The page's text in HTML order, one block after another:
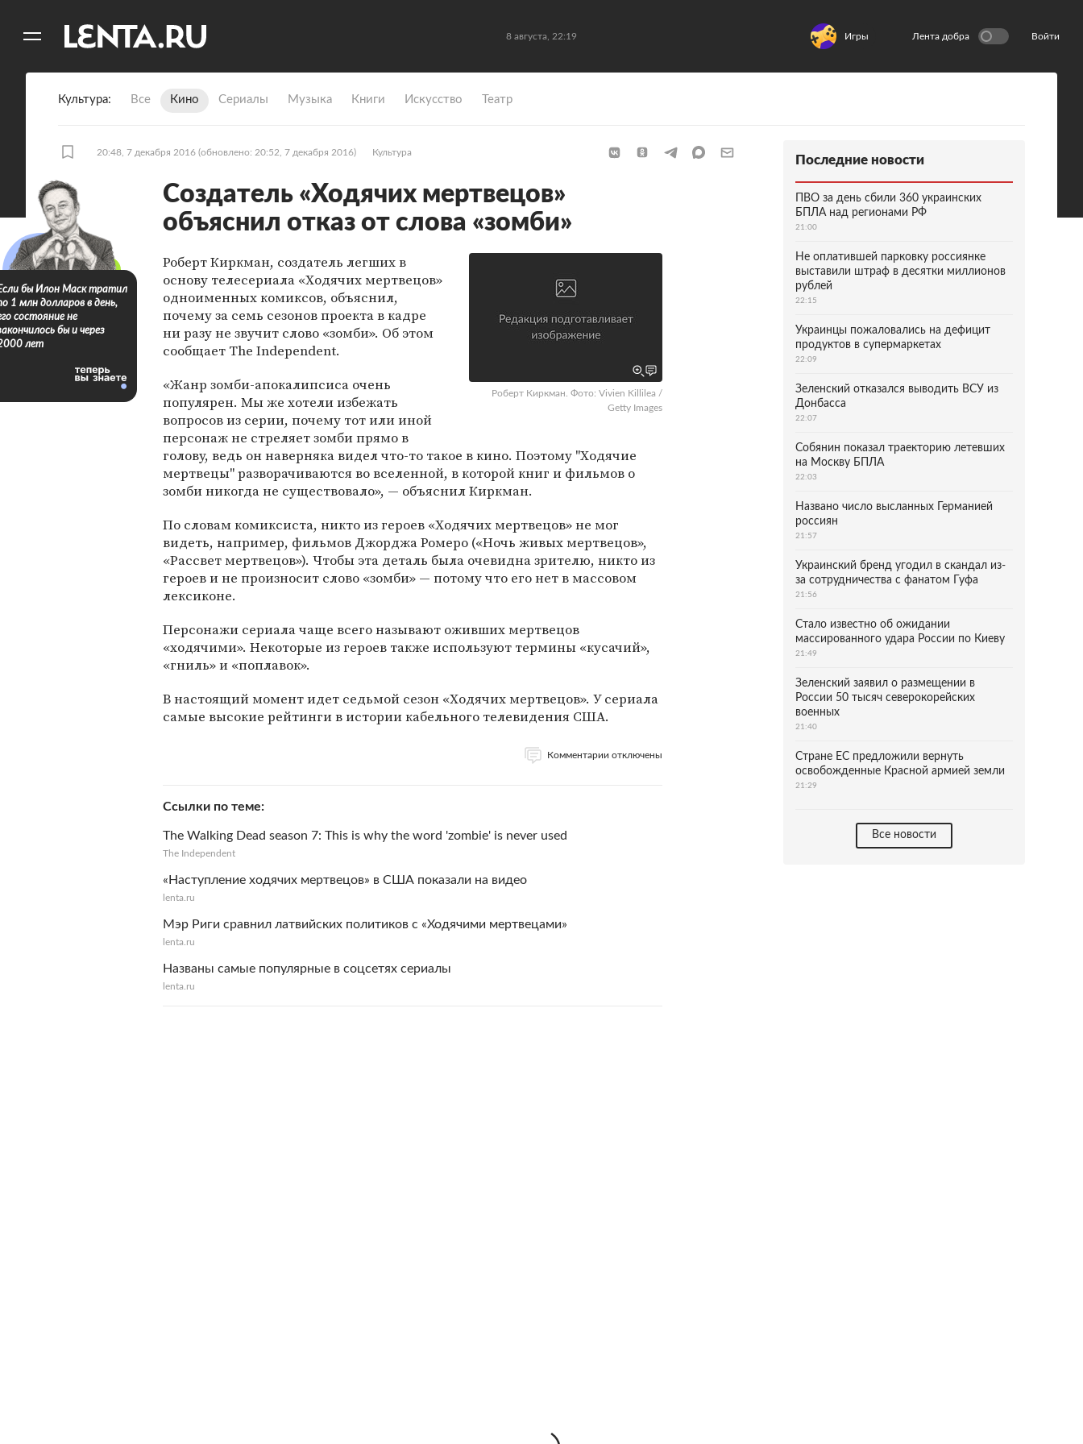
8 августа, 22:19 Игры Лента добра Войти
Культура Все Кино Сериалы Музыка Книги Искусство Театр
20:48, 7 декабря 2016 (обновлено: 20:52, 7 декабря 2016) Культура
Создатель «Ходячих мертвецов»
объяснил отказ от слова «зомби»
Роберт Киркман. Фото: Vivien Killilea /
Getty Images
Роберт Киркман, создатель легших в
основу телесериала «Ходячих мертвецов»
одноименных комиксов, объяснил,
почему за семь сезонов проекта в кадре
ни разу не звучит слово «зомби». Об этом
сообщает The Independent.
«Жанр зомби-апокалипсиса очень
популярен. Мы же хотели избежать
вопросов из серии, почему тот или иной
персонаж не стреляет зомби прямо в
голову, ведь он наверняка видел что-то такое в кино. Поэтому "Ходячие
мертвецы" разворачиваются во вселенной, в которой книг и фильмов о
зомби никогда не существовало», — объяснил Киркман.
По словам комиксиста, никто из героев «Ходячих мертвецов» не мог
видеть, например, фильмов Джорджа Ромеро («Ночь живых мертвецов»,
«Рассвет мертвецов»). Чтобы эта деталь была очевидна зрителю, никто из
героев и не произносит слово «зомби» — потому что его нет в массовом
лексиконе.
Персонажи сериала чаще всего называют оживших мертвецов
«ходячими». Некоторые из героев также используют термины «кусачий»,
«гниль» и «поплавок».
В настоящий момент идет седьмой сезон «Ходячих мертвецов». У сериала
самые высокие рейтинги в истории кабельного телевидения США.
Комментарии отключены
Ссылки по теме
The Walking Dead season 7: This is why the word 'zombie' is never used
The Independent
«Наступление ходячих мертвецов» в США показали на видео
lenta.ru
Мэр Риги сравнил латвийских политиков с «Ходячими мертвецами»
lenta.ru
Названы самые популярные в соцсетях сериалы
lenta.ru
бы Илон Маск тратил
1 млн долларов в день,
состояние не
бы и через
лет
Последние новости
ПВО за день сбили 360 украинских
БПЛА над регионами РФ
21:00
Не оплатившей парковку россиянке
выставили штраф в десятки миллионов
рублей
22:15
Украинцы пожаловались на дефицит
продуктов в супермаркетах
22:09
Зеленский отказался выводить ВСУ из
Донбасса
22:07
Собянин показал траекторию летевших
на Москву БПЛА
22:03
Названо число высланных Германией
россиян
21:57
Украинский бренд угодил в скандал из-
за сотрудничества с фанатом Гуфа
21:56
Стало известно об ожидании
массированного удара России по Киеву
21:49
Зеленский заявил о размещении в
России 50 тысяч северокорейских
военных
21:40
Стране ЕС предложили вернуть
освобожденные Красной армией земли
21:29
Все новости